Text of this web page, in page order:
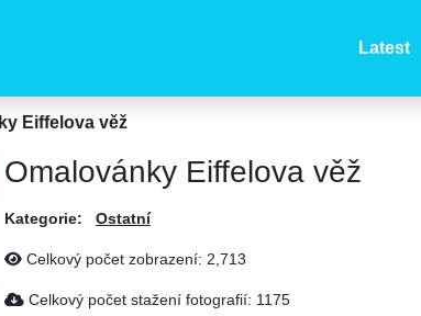
Latest
Eiffelova věž
Omalovánky Eiffelova věž
Kategorie: Ostatní
Celkový počet zobrazení: 2,713
Celkový počet stažení fotografií: 1175